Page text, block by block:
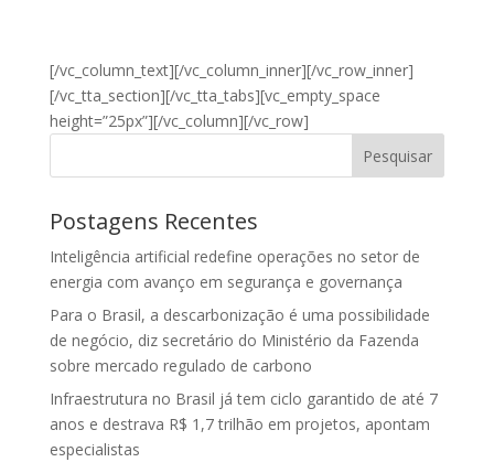
[/vc_column_text][/vc_column_inner][/vc_row_inner]
[/vc_tta_section][/vc_tta_tabs][vc_empty_space
height=”25px”][/vc_column][/vc_row]
Pesquisar
Postagens Recentes
Inteligência artificial redefine operações no setor de
energia com avanço em segurança e governança
Para o Brasil, a descarbonização é uma possibilidade
de negócio, diz secretário do Ministério da Fazenda
sobre mercado regulado de carbono
Infraestrutura no Brasil já tem ciclo garantido de até 7
anos e destrava R$ 1,7 trilhão em projetos, apontam
especialistas